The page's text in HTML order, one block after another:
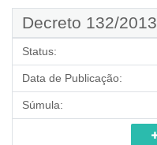
Decreto 132/2013
Status:
Data de Publicação:
Súmula: